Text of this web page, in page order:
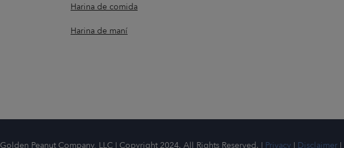
Harina de comida
Harina de maní
Golden Peanut Company, LLC | Copyright 2024. All Rights Reserved. | Privacy | Disclaimer |